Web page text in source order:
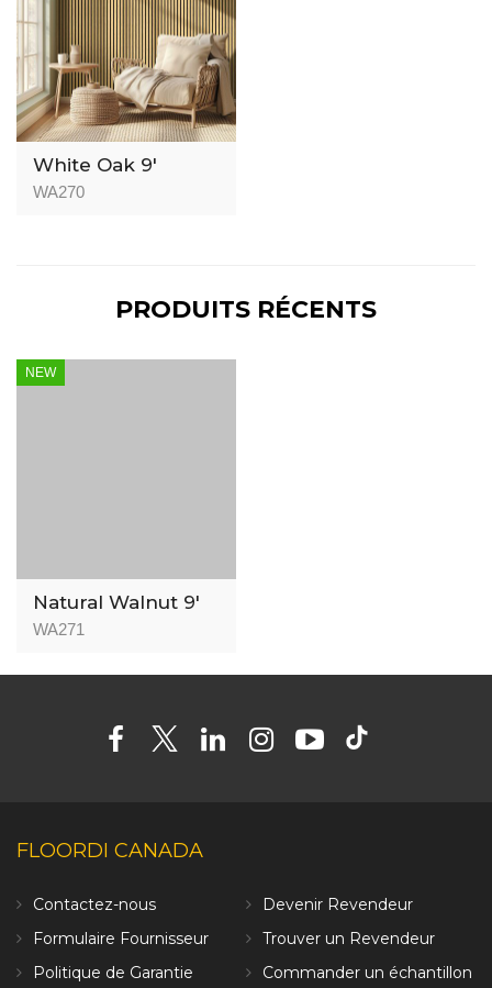
White Oak 9′
WA270
PRODUITS RÉCENTS
NEW
Natural Walnut 9′
WA271
FLOORDI CANADA
Contactez-nous
Devenir Revendeur
Formulaire Fournisseur
Trouver un Revendeur
Politique de Garantie
Commander un échantillon